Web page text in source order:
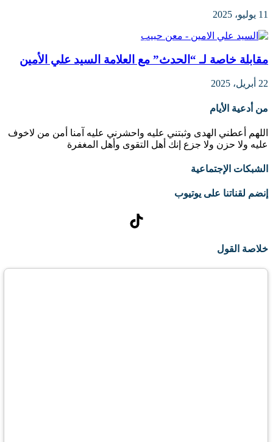
11 يوليو، 2025
مقابلة خاصة لـ “الحدث” مع العلامة السيد علي الأمين
22 أبريل، 2025
من أدعية الأيام
اللهم أعطني الهدى وثبتني عليه واحشرني عليه آمنا أمن من لاخوف
عليه ولا حزن ولا جزع إنك أهل التقوى وأهل المغفرة
الشبكات الإجتماعية
إنضم لقناتنا على يوتيوب
تيك توك
خلاصة القول